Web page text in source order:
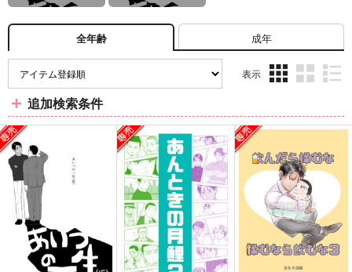
全年齢 成年
表示
ム
表
ム
表
ム
表
追加検索条件